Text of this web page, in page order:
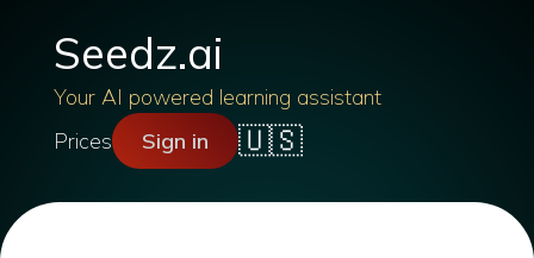
Seedz.ai
Your AI powered learning assistant
Prices
Sign in 🇺🇸